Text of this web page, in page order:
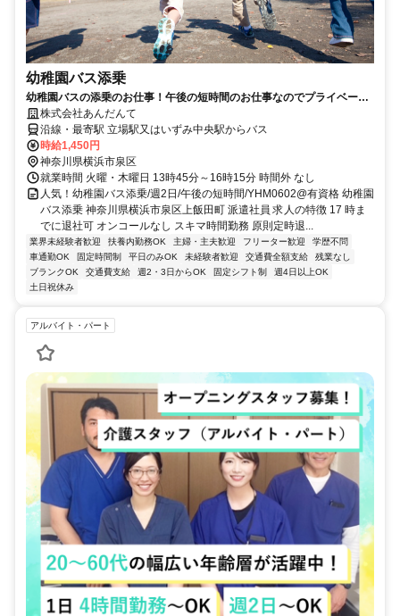
幼稚園バス添乗
幼稚園バスの添乗のお仕事！午後の短時間のお仕事なのでプライベート
が充実！
株式会社あんだんて
沿線・最寄駅 立場駅又はいずみ中央駅からバス
時給1,450円
神奈川県横浜市泉区
就業時間 火曜・木曜日 13時45分～16時15分 時間外 なし
人気！幼稚園バス添乗/週2日/午後の短時間/YHM0602@有資格 幼稚園
バス添乗 神奈川県横浜市泉区上飯田町 派遣社員 求人の特徴 17 時ま
でに退社可 オンコールなし スキマ時間勤務 原則定時退...
業界未経験者歓迎 扶養内勤務OK 主婦・主夫歓迎 フリーター歓迎
学歴不問
車通勤OK
固定時間制 平日のみOK 未経験者歓迎 交通費全額支給
残業なし
ブランクOK
交通費支給 週2・3日からOK 固定シフト制
週4日以上OK
土日祝休み
アルバイト・パート